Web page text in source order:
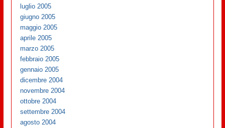
luglio 2005
giugno 2005
maggio 2005
aprile 2005
marzo 2005
febbraio 2005
gennaio 2005
dicembre 2004
novembre 2004
ottobre 2004
settembre 2004
agosto 2004